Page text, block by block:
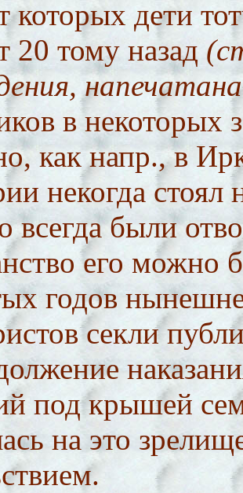
которых дети
20 тому назад
в некоторых
как напр., в
некогда
всегда были
его можно
годов
секли
под крышей
на это